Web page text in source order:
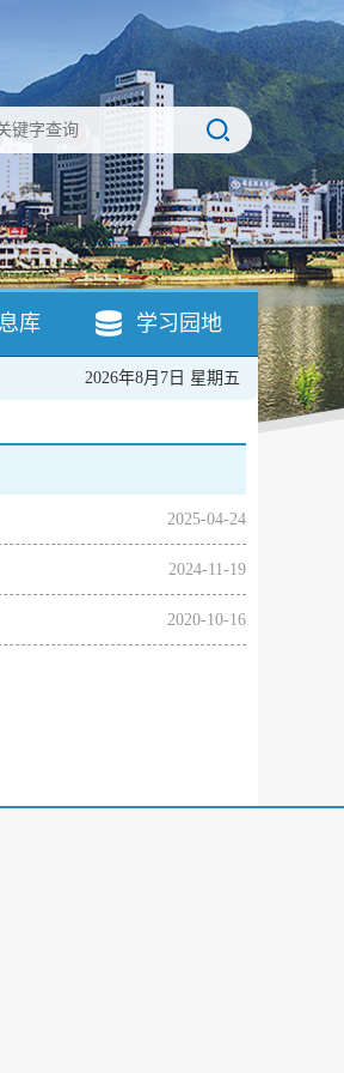
库 学习园地
2026年8月7日 星期五
2025-04-24
2024-11-19
2020-10-16